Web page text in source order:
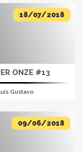
18/07/2018
ONZE #13
Gustavo
09/06/2018